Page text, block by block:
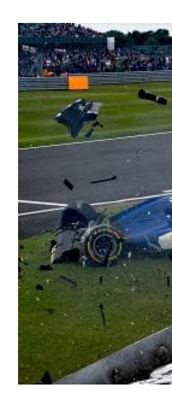
Kwalificatie
Race